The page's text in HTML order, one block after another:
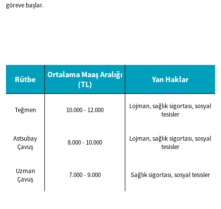
göreve başlar.
Rütbe
Ortalama Maaş Aralığı
(TL)
Yan Haklar
Teğmen 10.000 - 12.000
Lojman, sağlık sigortası, sosyal
tesisler
Astsubay
Çavuş
8.000 - 10.000
Lojman, sağlık sigortası, sosyal
tesisler
Uzman
Çavuş
7.000 - 9.000 Sağlık sigortası, sosyal tesisler